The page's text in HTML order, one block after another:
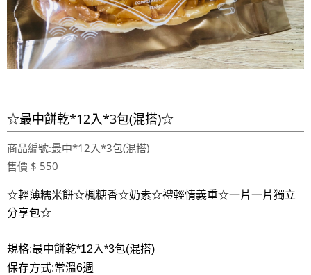
☆最中餅乾*12入*3包(混搭)☆
商品編號:最中*12入*3包(混搭)
售價 $ 550
☆輕薄糯米餅☆楓糖香☆奶素☆禮輕情義重☆一片一片獨立
分享包☆
規格:最中餅乾*12入*3包(混搭)
保存方式:常溫6週